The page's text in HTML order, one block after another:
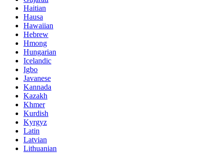
Haitian
Hausa
Hawaiian
Hebrew
Hmong
Hungarian
Icelandic
Igbo
Javanese
Kannada
Kazakh
Khmer
Kurdish
Kyrgyz
Latin
Latvian
Lithuanian